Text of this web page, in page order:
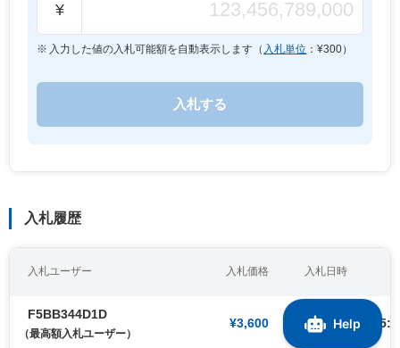
¥
入力した値の入札可能額を自動表示します（ 入札単位 ：¥300）
入札履歴
入札ユーザー 入札価格 入札日時
F5BB344D1D
（最高額入札ユーザー）
¥3,600 2026/05/27